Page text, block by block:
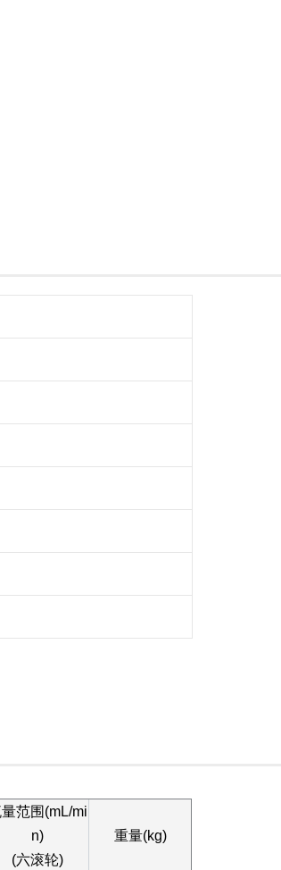
范围(mL/mi
n)
(六滚轮)
重量(kg)